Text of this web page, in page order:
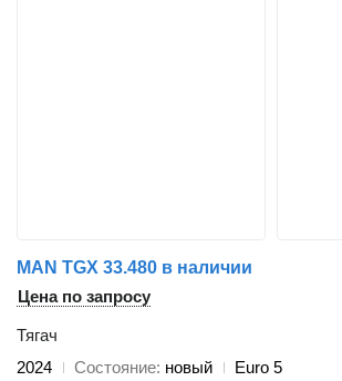
MAN TGX 33.480 в наличии
Цена по запросу
Тягач
2024
Состояние новый Euro 5